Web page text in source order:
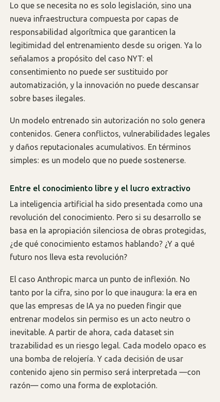
Lo que se necesita no es solo legislación, sino una
nueva infraestructura compuesta por capas de
responsabilidad algorítmica que garanticen la
legitimidad del entrenamiento desde su origen. Ya lo
señalamos a propósito del caso NYT: el
consentimiento no puede ser sustituido por
automatización, y la innovación no puede descansar
sobre bases ilegales.
Un modelo entrenado sin autorización no solo genera
contenidos. Genera conflictos, vulnerabilidades legales
y daños reputacionales acumulativos. En términos
simples: es un modelo que no puede sostenerse.
Entre el conocimiento libre y el lucro extractivo
La inteligencia artificial ha sido presentada como una
revolución del conocimiento. Pero si su desarrollo se
basa en la apropiación silenciosa de obras protegidas,
¿de qué conocimiento estamos hablando? ¿Y a qué
futuro nos lleva esta revolución?
El caso Anthropic marca un punto de inflexión. No
tanto por la cifra, sino por lo que inaugura: la era en
que las empresas de IA ya no pueden fingir que
entrenar modelos sin permiso es un acto neutro o
inevitable. A partir de ahora, cada dataset sin
trazabilidad es un riesgo legal. Cada modelo opaco es
una bomba de relojería. Y cada decisión de usar
contenido ajeno sin permiso será interpretada —con
razón— como una forma de explotación.